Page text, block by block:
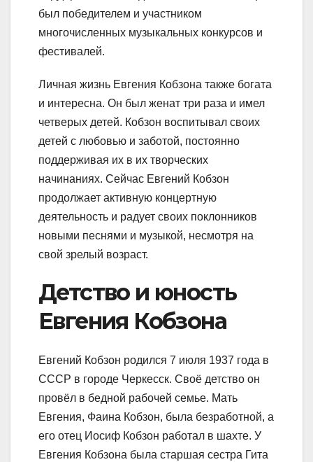
был победителем и участником
многочисленных музыкальных конкурсов и
фестивалей.
Личная жизнь Евгения Кобзона также богата
и интересна. Он был женат три раза и имел
четверых детей. Кобзон воспитывал своих
детей с любовью и заботой, постоянно
поддерживая их в их творческих
начинаниях. Сейчас Евгений Кобзон
продолжает активную концертную
деятельность и радует своих поклонников
новыми песнями и музыкой, несмотря на
свой зрелый возраст.
Детство и юность
Евгения Кобзона
Евгений Кобзон родился 7 июля 1937 года в
СССР в городе Черкесск. Своё детство он
провёл в бедной рабочей семье. Мать
Евгения, Фаина Кобзон, была безработной, а
его отец Иосиф Кобзон работал в шахте. У
Евгения Кобзона была старшая сестра Гита